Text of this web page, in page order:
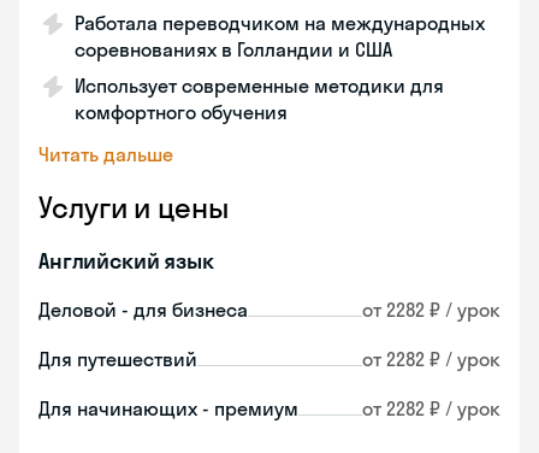
Работала переводчиком на международных
соревнованиях в Голландии и США
Использует современные методики для
комфортного обучения
Читать дальше
Услуги и цены
Английский язык
Деловой - для бизнеса от 2282 ₽ / урок
Для путешествий от 2282 ₽ / урок
Для начинающих - премиум от 2282 ₽ / урок